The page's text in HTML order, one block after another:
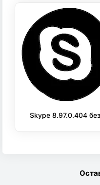
Skype 8.97.0.404